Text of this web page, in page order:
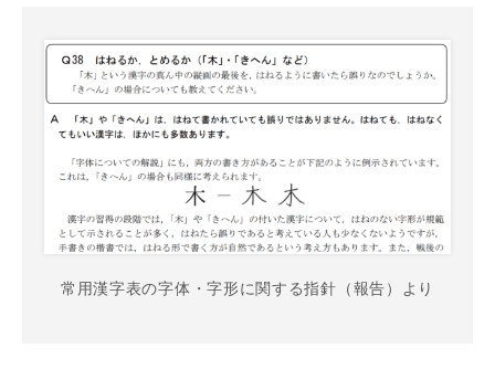
常用漢字表の字体・字形に関する指針（報告）より